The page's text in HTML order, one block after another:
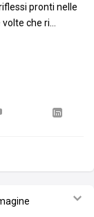
pronti nelle
che ri